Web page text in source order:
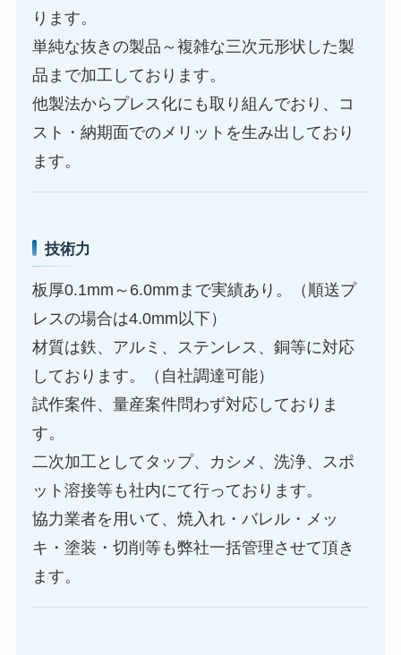
ります。
単純な抜きの製品～複雑な三次元形状した製
品まで加工しております。
他製法からプレス化にも取り組んでおり、コ
スト・納期面でのメリットを生み出しており
ます。
技術力
板厚0.1mm～6.0mmまで実績あり。（順送プ
レスの場合は4.0mm以下）
材質は鉄、アルミ、ステンレス、銅等に対応
しております。（自社調達可能）
試作案件、量産案件問わず対応しておりま
す。
二次加工としてタップ、カシメ、洗浄、スポ
ット溶接等も社内にて行っております。
協力業者を用いて、焼入れ・バレル・メッ
キ・塗装・切削等も弊社一括管理させて頂き
ます。